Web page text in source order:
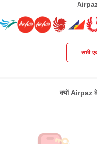
Airpaz
सभी
क्यों Airpaz के